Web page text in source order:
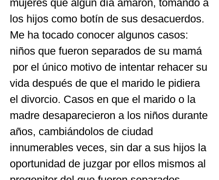
mujeres que algún día amaron, tomando a
los hijos como botín de sus desacuerdos.
Me ha tocado conocer algunos casos:
niños que fueron separados de su mamá
por el único motivo de intentar rehacer su
vida después de que el marido le pidiera
el divorcio. Casos en que el marido o la
madre desaparecieron a los niños durante
años, cambiándolos de ciudad
innumerables veces, sin dar a sus hijos la
oportunidad de juzgar por ellos mismos al